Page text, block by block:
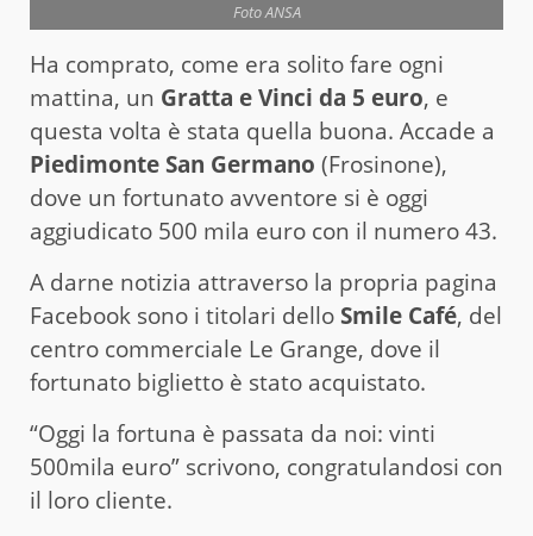
Foto ANSA
Ha comprato, come era solito fare ogni
mattina, un Gratta e Vinci da 5 euro, e
questa volta è stata quella buona. Accade a
Piedimonte San Germano (Frosinone),
dove un fortunato avventore si è oggi
aggiudicato 500 mila euro con il numero 43.
A darne notizia attraverso la propria pagina
Facebook sono i titolari dello Smile Café, del
centro commerciale Le Grange, dove il
fortunato biglietto è stato acquistato.
“Oggi la fortuna è passata da noi: vinti
500mila euro” scrivono, congratulandosi con
il loro cliente.